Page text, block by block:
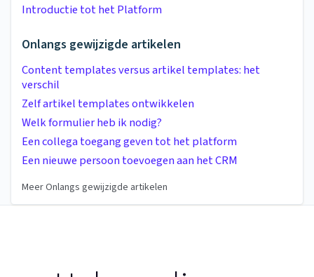
Introductie tot het Platform
Onlangs gewijzigde artikelen
Content templates versus artikel templates: het
verschil
Zelf artikel templates ontwikkelen
Welk formulier heb ik nodig?
Een collega toegang geven tot het platform
Een nieuwe persoon toevoegen aan het CRM
Meer Onlangs gewijzigde artikelen